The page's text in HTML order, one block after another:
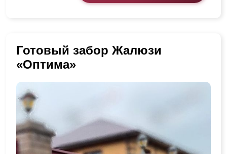
Готовый забор Жалюзи
«Оптима»